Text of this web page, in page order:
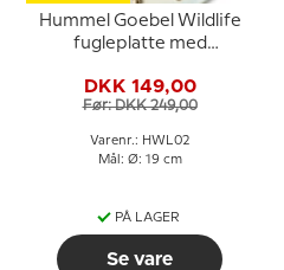
Hummel Goebel Wildlife
fugleplatte med
DKK 149,00
Før: DKK 249,00
Varenr.: HWL02
Mål: Ø: 19 cm
PÅ LAGER
Se vare